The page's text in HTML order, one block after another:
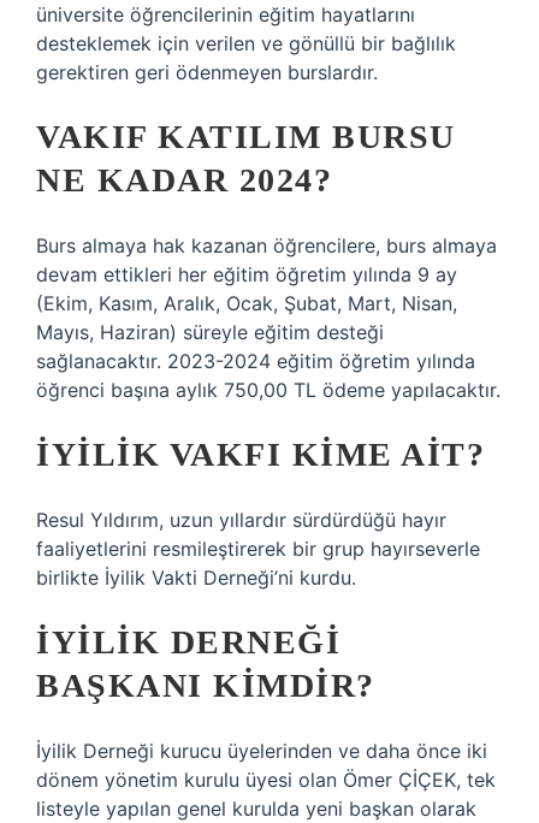
üniversite öğrencilerinin eğitim hayatlarını
desteklemek için verilen ve gönüllü bir bağlılık
gerektiren geri ödenmeyen burslardır.
VAKIF KATILIM BURSU
NE KADAR 2024?
Burs almaya hak kazanan öğrencilere, burs almaya
devam ettikleri her eğitim öğretim yılında 9 ay
(Ekim, Kasım, Aralık, Ocak, Şubat, Mart, Nisan,
Mayıs, Haziran) süreyle eğitim desteği
sağlanacaktır. 2023-2024 eğitim öğretim yılında
öğrenci başına aylık 750,00 TL ödeme yapılacaktır.
İYILIK VAKFI KIME AIT?
Resul Yıldırım, uzun yıllardır sürdürdüğü hayır
faaliyetlerini resmileştirerek bir grup hayırseverle
birlikte İyilik Vakti Derneği’ni kurdu.
İYILIK DERNEĞI
BAŞKANI KIMDIR?
İyilik Derneği kurucu üyelerinden ve daha önce iki
dönem yönetim kurulu üyesi olan Ömer ÇİÇEK, tek
listeyle yapılan genel kurulda yeni başkan olarak